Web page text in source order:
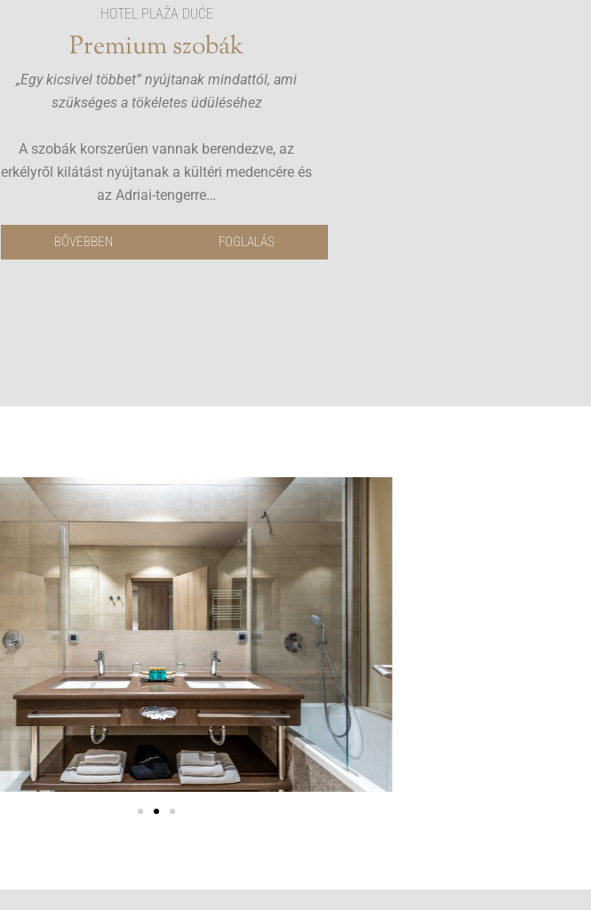
HOTEL PLAŽA DUĆE
Premium szobák
„Egy kicsivel többet” nyújtanak mindattól, ami
szükséges a tökéletes üdüléséhez
A szobák korszerűen vannak berendezve, az
erkélyről kilátást nyújtanak a kültéri medencére és
az Adriai-tengerre…
BŐVEBBEN FOGLALÁS